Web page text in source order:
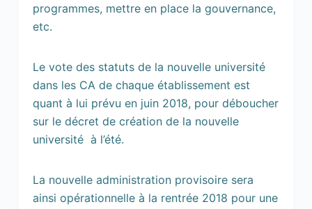
programmes, mettre en place la gouvernance,
etc.
Le vote des statuts de la nouvelle université
dans les CA de chaque établissement est
quant à lui prévu en juin 2018, pour déboucher
sur le décret de création de la nouvelle
université à l’été.
La nouvelle administration provisoire sera
ainsi opérationnelle à la rentrée 2018 pour une